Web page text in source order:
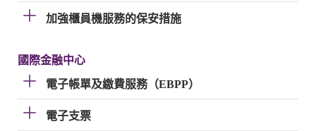
加強櫃員機服務的保安措施
國際金融中心
電子帳單及繳費服務（EBPP）
電子支票